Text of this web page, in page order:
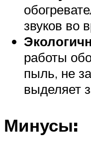
звуков во
работы
пыль, не
выделяет
Минусы: